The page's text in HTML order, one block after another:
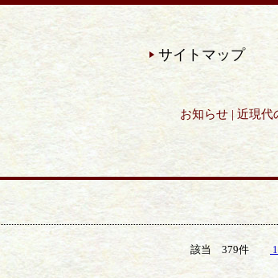
サイトマップ
お知らせ | 近現代の美術作品を所蔵し特別
該当 379件 1